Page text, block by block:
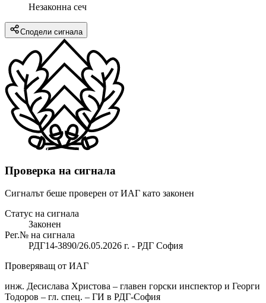
Незаконна сеч
Сподели сигнала
Проверка на сигнала
Сигналът беше проверен от ИАГ като законен
Статус на сигнала
Законен
Рег.№ на сигнала
РДГ14-3890/26.05.2026 г. - РДГ София
Проверяващ от ИАГ
инж. Десислава Христова – главен горски инспектор и Георги
Тодоров – гл. спец. – ГИ в РДГ-София